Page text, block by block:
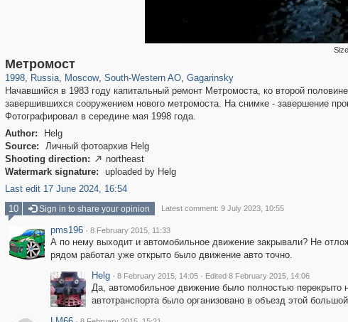
Метромост
1998, Russia
1,406,194
, Moscow
319,779 8,286
, South-Western AO, Gagarinsky
Начавшийся в 1983 году капитальный ремонт Метромоста, ко второй
завершившихся сооружением нового метромоста. На снимке - завершение
Фотографировал в середине мая 1998 года.
Author:
Helg
Source:
Личный фотоархив Helg
Shooting direction:  northeast
Watermark signature:
uploaded by Helg
Last edit 17 June 2024, 16:54
10 Sign in to share your opinion Latest comment: 9 July 2023, 10:55
pms196 · 8 February 2015, 11:33
А по нему выходит и автомобильное движение закрывали? Не
рядом работал уже открыто было движение авто точно.
Helg · 8 February 2015, 14:05 · Edited 8 February 2015, 14:06
Да, автомобильное движение было полностью перекрыто
автотранспорта было организовано в объезд этой